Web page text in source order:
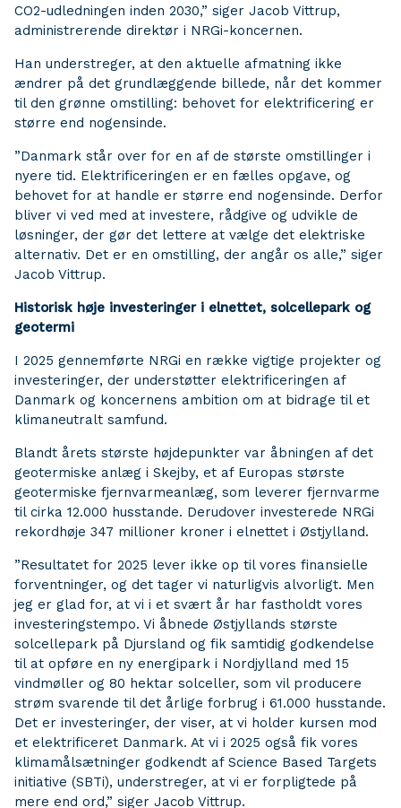
CO2-udledningen inden 2030,” siger Jacob Vittrup,
administrerende direktør i NRGi-koncernen.
Han understreger, at den aktuelle afmatning ikke
ændrer på det grundlæggende billede, når det kommer
til den grønne omstilling: behovet for elektrificering er
større end nogensinde.
”Danmark står over for en af de største omstillinger i
nyere tid. Elektrificeringen er en fælles opgave, og
behovet for at handle er større end nogensinde. Derfor
bliver vi ved med at investere, rådgive og udvikle de
løsninger, der gør det lettere at vælge det elektriske
alternativ. Det er en omstilling, der angår os alle,” siger
Jacob Vittrup.
Historisk høje investeringer i elnettet, solcellepark og
geotermi
I 2025 gennemførte NRGi en række vigtige projekter og
investeringer, der understøtter elektrificeringen af
Danmark og koncernens ambition om at bidrage til et
klimaneutralt samfund.
Blandt årets største højdepunkter var åbningen af det
geotermiske anlæg i Skejby, et af Europas største
geotermiske fjernvarmeanlæg, som leverer fjernvarme
til cirka 12.000 husstande. Derudover investerede NRGi
rekordhøje 347 millioner kroner i elnettet i Østjylland.
”Resultatet for 2025 lever ikke op til vores finansielle
forventninger, og det tager vi naturligvis alvorligt. Men
jeg er glad for, at vi i et svært år har fastholdt vores
investeringstempo. Vi åbnede Østjyllands største
solcellepark på Djursland og fik samtidig godkendelse
til at opføre en ny energipark i Nordjylland med 15
vindmøller og 80 hektar solceller, som vil producere
strøm svarende til det årlige forbrug i 61.000 husstande.
Det er investeringer, der viser, at vi holder kursen mod
et elektrificeret Danmark. At vi i 2025 også fik vores
klimamålsætninger godkendt af Science Based Targets
initiative (SBTi), understreger, at vi er forpligtede på
mere end ord,” siger Jacob Vittrup.